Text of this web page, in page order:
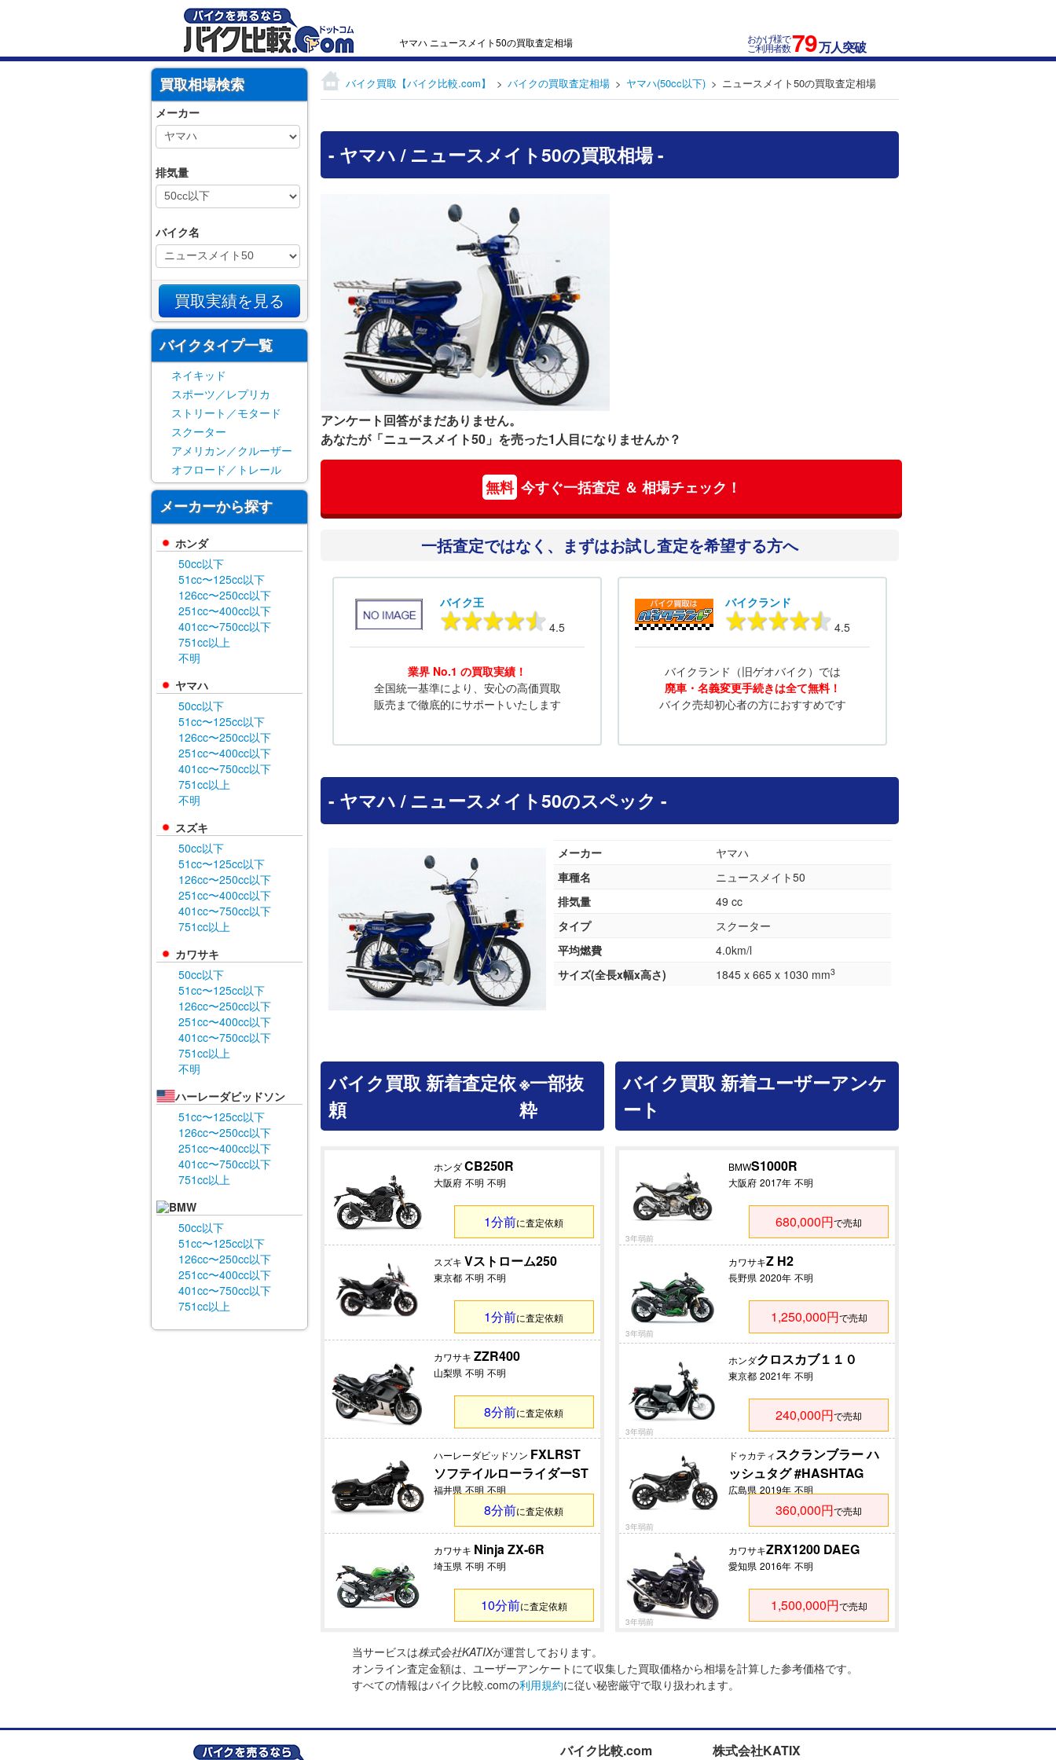
ヤマハ ニュースメイト50の買取査定相場 おかげ様で
ご利用者数79万人突破
バイク買取【バイク比較.com】 バイクの買取査定相場 ヤマハ(50cc以下) ニュースメイト50の買取査定相場
- ヤマハ / ニュースメイト50の買取相場 -
アンケート回答がまだありません。
あなたが「ニュースメイト50」を売った1人目になりませんか？
無料 今すぐ一括査定 ＆ 相場チェック！
一括査定ではなく、 まずはお試し査定を希望する方へ
バイク王
4.5
業界 No.1 の買取実績！
全国統一基準により、安心の高価買取
販売まで徹底的にサポートいたします
バイクランド
4.5
バイクランド（旧ゲオバイク）では
廃車・名義変更手続きは全て無料！
バイク売却初心者の方におすすめです
- ヤマハ / ニュースメイト50のスペック -
メーカー
ヤマハ
車種名
ニュースメイト50
排気量
49 cc
タイプ
スクーター
平均燃費
4.0km/l
サイズ(全長x幅x高さ)
1845 x 665 x 1030 mm3
バイク買取 新着査定依
頼
※一部抜
粋
ホンダCB250R
大阪府 不明 不明
1分前に査定依頼
スズキ Vストローム250
東京都 不明 不明
1分前に査定依頼
カワサキ ZZR400
山梨県 不明 不明
8分前に査定依頼
ハーレーダビッドソン FXLRST
ソフテイルローライダーST
福井県 不明 不明
8分前に査定依頼
カワサキ Ninja ZX-6R
埼玉県 不明 不明
10分前に査定依頼
バイク買取 新着ユーザーアンケ
ート
BMWS1000R
大阪府 2017年 不明
680,000円で売却
3年弱前
カワサキZ H2
長野県 2020年 不明
1,250,000円で売却
3年弱前
ホンダクロスカブ１１０
東京都 2021年 不明
240,000円で売却
3年弱前
ドゥカティスクランブラー ハ
ッシュタグ #HASHTAG
広島県 2019年 不明
360,000円で売却
3年弱前
カワサキZRX1200 DAEG
愛知県 2016年 不明
1,500,000円で売却
3年弱前
当サービスは株式会社KATIXが運営しております。
オンライン査定金額は、ユーザーアンケートにて収集した買取価格から相場を計算した参考価格です。
すべての情報はバイク比較.comの利用規約に従い秘密厳守で取り扱われます。
買取相場検索
メーカー
排気量
バイク名
バイクタイプ一覧
ネイキッド
スポーツ／レプリカ
ストリート／モタード
スクーター
アメリカン／クルーザー
オフロード／トレール
メーカーから探す
ホンダ
50cc以下
51cc〜125cc以下
126cc〜250cc以下
251cc〜400cc以下
401cc〜750cc以下
751cc以上
不明
ヤマハ
50cc以下
51cc〜125cc以下
126cc〜250cc以下
251cc〜400cc以下
401cc〜750cc以下
751cc以上
不明
スズキ
50cc以下
51cc〜125cc以下
126cc〜250cc以下
251cc〜400cc以下
401cc〜750cc以下
751cc以上
カワサキ
50cc以下
51cc〜125cc以下
126cc〜250cc以下
251cc〜400cc以下
401cc〜750cc以下
751cc以上
不明
ハーレーダビッドソン
51cc〜125cc以下
126cc〜250cc以下
251cc〜400cc以下
401cc〜750cc以下
751cc以上
BMW
50cc以下
51cc〜125cc以下
126cc〜250cc以下
251cc〜400cc以下
401cc〜750cc以下
751cc以上
バイク比較.com 株式会社KATIX